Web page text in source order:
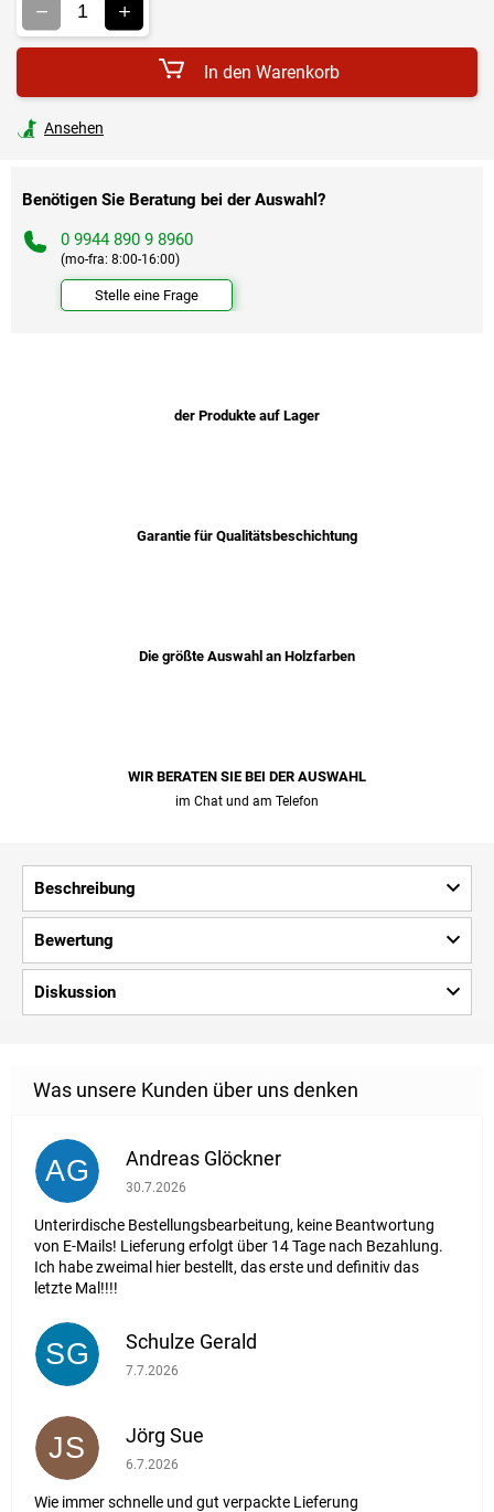
In den Warenkorb
Ansehen
Benötigen Sie Beratung bei der Auswahl?
0 9944 890 9 8960
(mo-fra: 8:00-16:00)
Stelle eine Frage
der Produkte auf Lager
Garantie für Qualitätsbeschichtung
Die größte Auswahl an Holzfarben
WIR BERATEN SIE BEI ​​DER AUSWAHL
im Chat und am Telefon
Beschreibung
Bewertung
Diskussion
AG Andreas Glöckner
Die Shop-Bewertung beträgt 1 von 5 Sternen.
30.7.2026
Unterirdische Bestellungsbearbeitung, keine Beantwortung
von E-Mails! Lieferung erfolgt über 14 Tage nach Bezahlung.
Ich habe zweimal hier bestellt, das erste und definitiv das
letzte Mal!!!!
SG Schulze Gerald
Die Shop-Bewertung beträgt 5 von 5 Sternen.
7.7.2026
JS Jörg Sue
Die Shop-Bewertung beträgt 5 von 5 Sternen.
6.7.2026
Wie immer schnelle und gut verpackte Lieferung